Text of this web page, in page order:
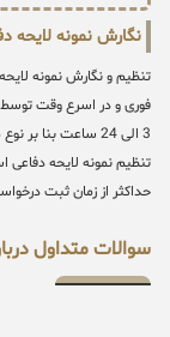
نگارش نمونه لایحه
تنظیم و نگارش نمونه
فوری و در اسرع وقت توسط
3 الی 24 ساعت
تنظیم نمونه لایحه دفاعی
حداکثر از زمان ثبت درخواست شما تا
سوالات متداول